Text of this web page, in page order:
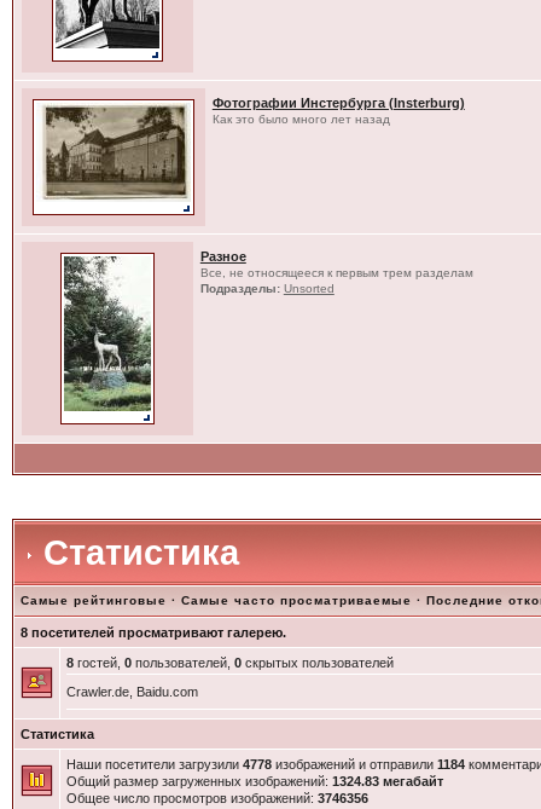
Фотографии Инстербурга (Insterburg)
Как это было много лет назад
Разное
Все, не относящееся к первым трем разделам
Подразделы: Unsorted
Статистика
Самые рейтинговые · Самые часто просматриваемые · Последние
8 посетителей просматривают галерею.
8гостей, 0пользователей, 0скрытых пользователей
Crawler.de, Baidu.com
Статистика
Наши посетители загрузили 4778изображений и отправили 1184
Общий размер загруженных изображений: 1324.83 мегабайт
Общее число просмотров изображений: 3746356